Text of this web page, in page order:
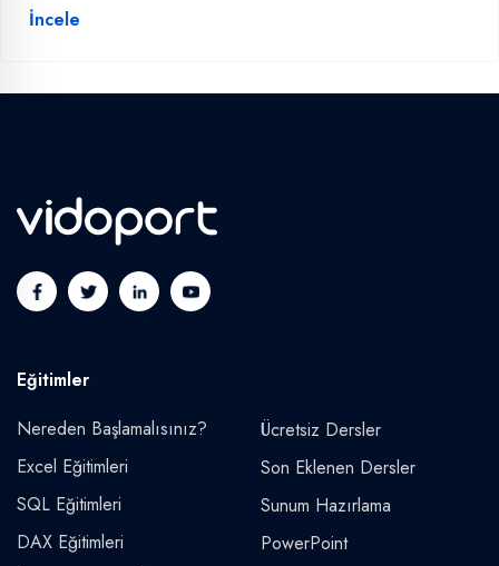
İncele
Eğitimler
Nereden Başlamalısınız?
Excel Eğitimleri
SQL Eğitimleri
DAX Eğitimleri
Ücretsiz Dersler
Son Eklenen Dersler
Sunum Hazırlama
PowerPoint